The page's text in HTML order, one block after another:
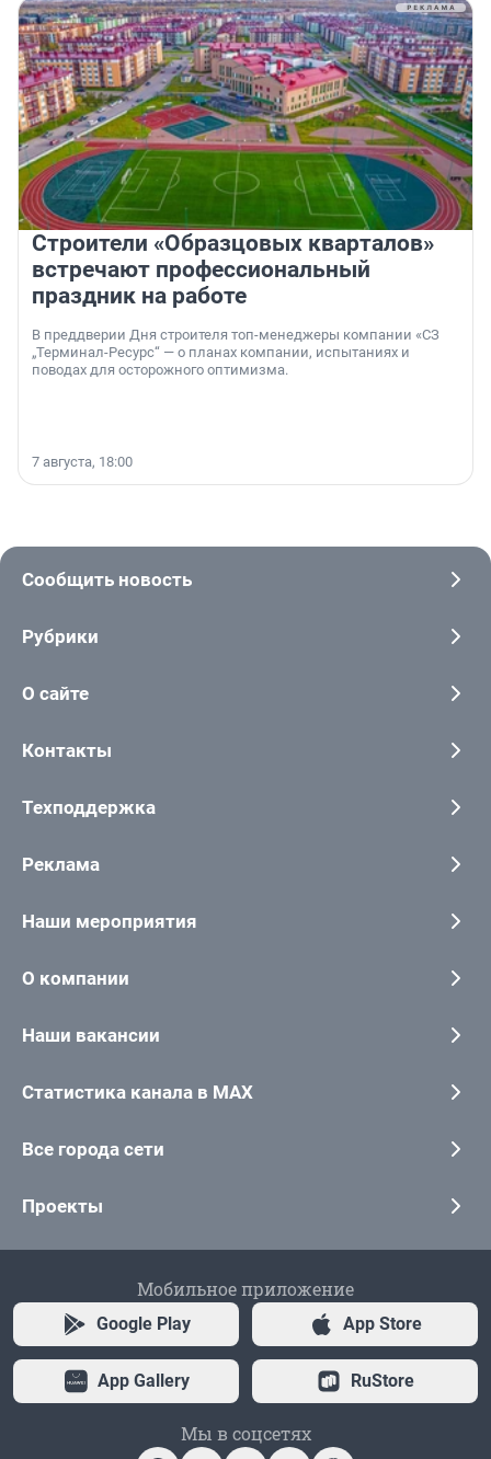
Строители «Образцовых кварталов»
встречают профессиональный
праздник на работе
В преддверии Дня строителя топ-менеджеры компании «СЗ
„Терминал-Ресурс“ — о планах компании, испытаниях и
поводах для осторожного оптимизма.
7 августа, 18:00
Сообщить новость
Рубрики
О сайте
Контакты
Техподдержка
Реклама
Наши мероприятия
О компании
Наши вакансии
Статистика канала в MAX
Все города сети
Проекты
Мобильное приложение
Google Play App Store
App Gallery RuStore
Мы в соцсетях